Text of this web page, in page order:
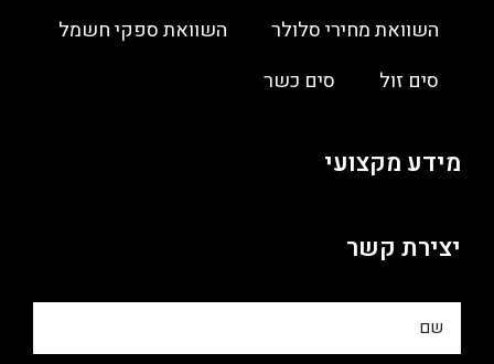
השוואת מחירי סלולר
השוואת ספקי חשמל
סים זול
סים כשר
מידע מקצועי
יצירת קשר